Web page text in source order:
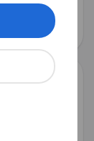
Akční cena
330 000 Kč